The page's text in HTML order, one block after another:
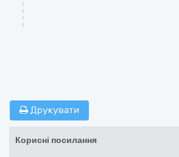
Друкувати
Корисні посилання